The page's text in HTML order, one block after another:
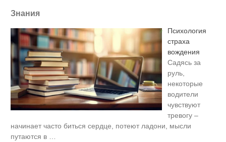
Знания
Психология
страха
вождения
Садясь за
руль,
некоторые
водители
чувствуют
тревогу –
начинает часто биться сердце, потеют ладони, мысли
путаются в …
без слов! Пересмотрела 10 раз